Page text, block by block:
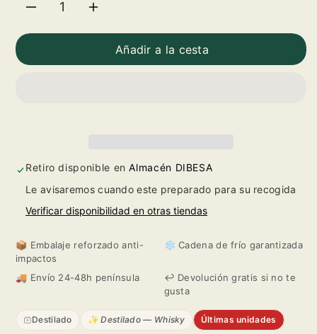
Rye
cantidad
Rye
Añadir a la cesta
Retiro disponible enAlmacén DIBESA
Le avisaremos cuando este preparado para su recogida
Verificar disponibilidad en otras tiendas
📦 Embalaje reforzado anti-
impactos
❄️ Cadena de frío garantizada
🚚 Envío 24-48h península
↩️ Devolución gratis si no te
gusta
Destilado ✨ Destilado — Whisky Últimas unidades